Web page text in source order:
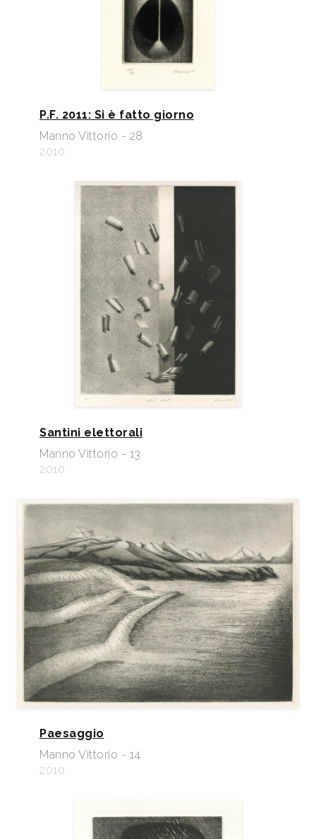
P.F. 2011: Si è fatto giorno
Manno Vittorio - 28
2010
Santini elettorali
Manno Vittorio - 13
2010
Paesaggio
Manno Vittorio - 14
2010